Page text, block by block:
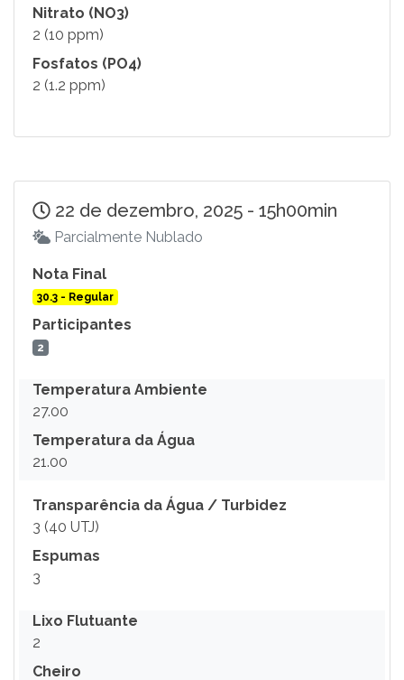
Nitrato (NO3)
2 (10 ppm)
Fosfatos (PO4)
2 (1.2 ppm)
22 de dezembro, 2025 - 15h00min
Parcialmente Nublado
Nota Final
30.3 - Regular
Participantes
2
Temperatura Ambiente
27.00
Temperatura da Água
21.00
Transparência da Água / Turbidez
3 (40 UTJ)
Espumas
3
Lixo Flutuante
2
Cheiro